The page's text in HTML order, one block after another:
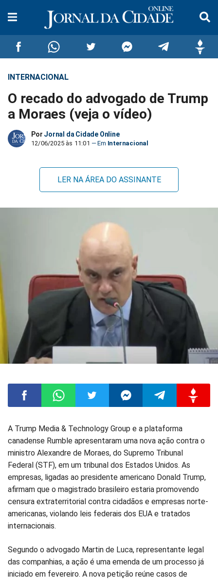
Compartilhar
no
Facebook
Compartilhar
no
Whatsapp
no
Twitter
no
Messenger
no
no
INTERNACIONAL
O recado do advogado de Trump
a Moraes (veja o vídeo)
Por Jornal da Cidade Online
12/06/2025 às 11:01 Internacional
LER NA ÁREA DO ASSINANTE
Compartilhar
no
Facebook
Compartilhar
no
Whatsapp
Compartilhar
no
Twitter
Compartilhar
no
Messenger
Compartilhar
no
TelegramGettr
A Trump Media & Technology Group e a plataforma
canadense Rumble apresentaram uma nova ação contra o
ministro Alexandre de Moraes, do Supremo Tribunal
Federal (STF), em um tribunal dos Estados Unidos. As
empresas, ligadas ao presidente americano Donald Trump,
afirmam que o magistrado brasileiro estaria promovendo
censura extraterritorial contra cidadãos e empresas norte-
americanas, violando leis federais dos EUA e tratados
internacionais.
Segundo o advogado Martin de Luca, representante legal
das companhias, a ação é uma emenda de um processo já
iniciado em fevereiro. A nova petição reúne casos de